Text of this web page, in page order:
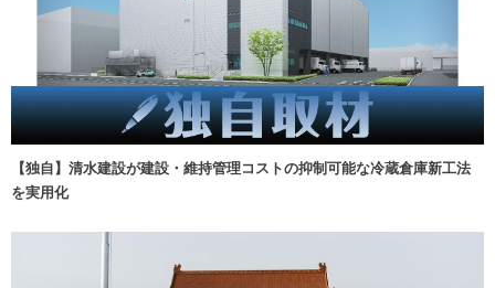
【独自】清水建設が建設・維持管理コストの抑制可能な冷蔵倉庫新工法
を実用化